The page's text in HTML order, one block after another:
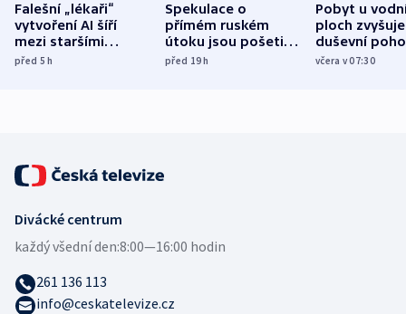
Falešní „lékaři“
vytvoření AI šíří
mezi staršími
Poláky nebezpečné
před 5h
Spekulace o
přímém ruském
útoku jsou pošetilé,
míní estonský
před 19h
Pobyt u
ploch zvyšuje
duševní
ukázala
včera v 07:30
Divácké centrum
každý všední den:8:00—16:00 hodin
261 136 113
info@ceskatelevize.cz